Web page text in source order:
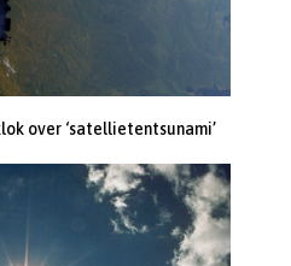
over ‘satellietentsunami’